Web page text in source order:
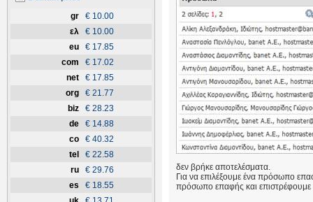
gr
€ 10.00
ελ
€ 10.00
eu
€ 17.85
com
€ 17.02
net
€ 17.85
org
€ 21.77
biz
€ 28.23
de
€ 14.88
co
€ 40.32
tel
€ 22.58
ru
€ 29.76
es
€ 18.55
δεν βρήκε αποτελέσματα.
Για να επιλέξουμε ένα πρόσωπο
πρόσωπο επαφής και